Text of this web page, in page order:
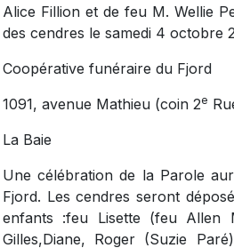
Alice Fillion et de feu M. Wellie
des cendres le samedi 4 octobre
Coopérative funéraire du Fjord
1091, avenue Mathieu (coin 2e
La Baie
Une célébration de la Parole
Fjord. Les cendres seront
enfants :feu Lisette (feu Allen
Gilles,Diane, Roger (Suzie